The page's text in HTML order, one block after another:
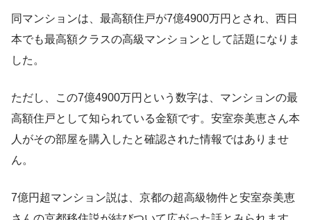
同マンションは、最高額住戸が7億4900万円とされ、西日
本でも最高額クラスの高級マンションとして話題になりま
した。
ただし、この7億4900万円という数字は、マンションの最
高額住戸として知られている金額です。安室奈美恵さん本
人がその部屋を購入したと確認された情報ではありませ
ん。
7億円超マンション説は、京都の超高級物件と安室奈美恵